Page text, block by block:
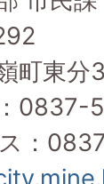
町東分
0837-
：